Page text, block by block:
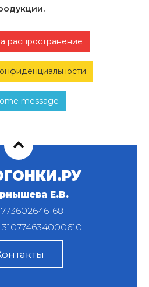
распространение
message
Е.В.